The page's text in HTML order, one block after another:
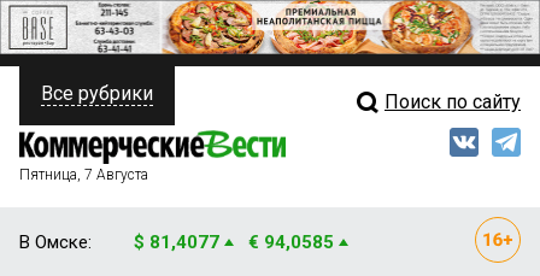
ПОЛИТИКА
ФИНАНСЫ
Свежий выпуск
Все рубрики Поиск по сайту
Пятница, 7 Августа
В Омске: $ 81,4077 € 94,0585